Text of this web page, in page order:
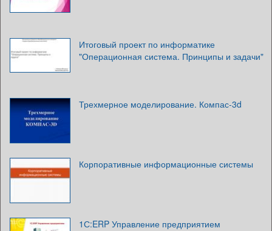
Итоговый проект по информатике
"Операционная система. Принципы и задачи"
Трехмерное моделирование. Компас-3d
Корпоративные информационные системы
1С:ERP Управление предприятием